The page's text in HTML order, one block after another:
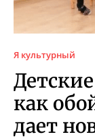
Я культурный
как
дает